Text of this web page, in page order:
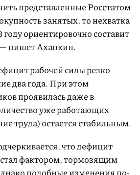
представленные Росстатом
занятых, то нехватка
ориентировочно составит
пишет Ахапкин.
рабочей силы резко
два года. При этом
проявилась даже в
уже работающих
труда) остается стабильным.
что дефицит
фактором, тормозящим